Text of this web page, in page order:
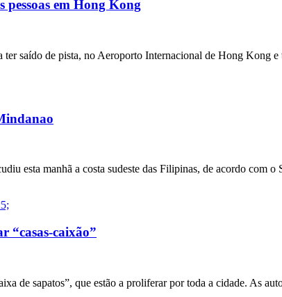
pessoas em Hong Kong
ter saído de pista, no Aeroporto Internacional de Hong Kong
esta manhã a costa sudeste das Filipinas, de acordo
“casas-caixão”
de sapatos”, que estão a proliferar por toda a cidade. As